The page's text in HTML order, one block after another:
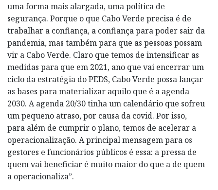
uma forma mais alargada, uma política de
segurança. Porque o que Cabo Verde precisa é de
trabalhar a confiança, a confiança para poder sair da
pandemia, mas também para que as pessoas possam
vir a Cabo Verde. Claro que temos de intensificar as
medidas para que em 2021, ano que vai encerrar um
ciclo da estratégia do PEDS, Cabo Verde possa lançar
as bases para materializar aquilo que é a agenda
2030. A agenda 20/30 tinha um calendário que sofreu
um pequeno atraso, por causa da covid. Por isso,
para além de cumprir o plano, temos de acelerar a
operacionalização. A principal mensagem para os
gestores e funcionários públicos é essa: a pressa de
quem vai beneficiar é muito maior do que a de quem
a operacionaliza”.